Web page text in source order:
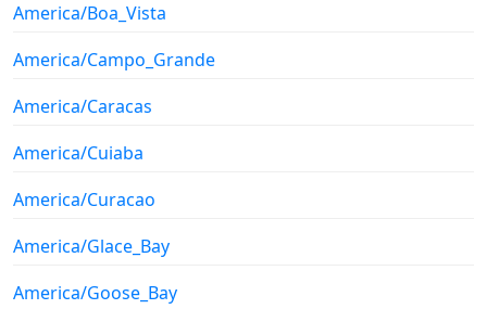
America/Boa_Vista
America/Campo_Grande
America/Caracas
America/Cuiaba
America/Curacao
America/Glace_Bay
America/Goose_Bay